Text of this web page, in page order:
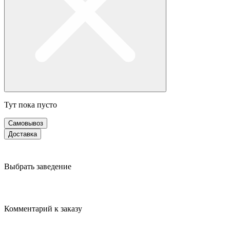
Тут пока пусто
Самовывоз
Доставка
Выбрать заведение
Комментарий к заказу